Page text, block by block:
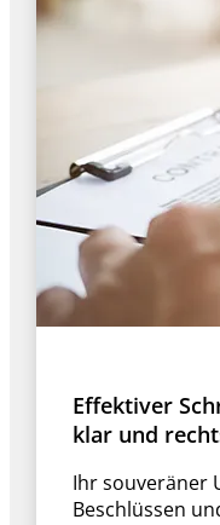
Effektiver
klar und
Ihr souveräner
Beschlüssen